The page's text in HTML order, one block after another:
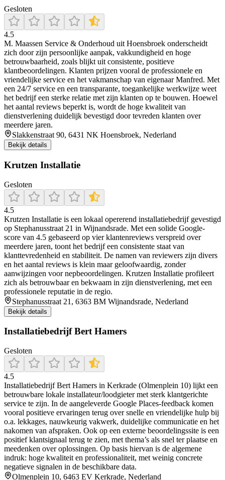
Gesloten
4.5
M. Maassen Service & Onderhoud uit Hoensbroek onderscheidt
zich door zijn persoonlijke aanpak, vakkundigheid en hoge
betrouwbaarheid, zoals blijkt uit consistente, positieve
klantbeoordelingen. Klanten prijzen vooral de professionele en
vriendelijke service en het vakmanschap van eigenaar Manfred. Met
een 24/7 service en een transparante, toegankelijke werkwijze weet
het bedrijf een sterke relatie met zijn klanten op te bouwen. Hoewel
het aantal reviews beperkt is, wordt de hoge kwaliteit van
dienstverlening duidelijk bevestigd door tevreden klanten over
meerdere jaren.
Slakkenstraat 90, 6431 NK Hoensbroek, Nederland
Bekijk details
Krutzen Installatie
Gesloten
4.5
Krutzen Installatie is een lokaal opererend installatiebedrijf gevestigd
op Stephanusstraat 21 in Wijnandsrade. Met een solide Google-
score van 4.5 gebaseerd op vier klantenreviews verspreid over
meerdere jaren, toont het bedrijf een consistente staat van
klanttevredenheid en stabiliteit. De namen van reviewers zijn divers
en het aantal reviews is klein maar geloofwaardig, zonder
aanwijzingen voor nepbeoordelingen. Krutzen Installatie profileert
zich als betrouwbaar en bekwaam in zijn dienstverlening, met een
professionele reputatie in de regio.
Stephanusstraat 21, 6363 BM Wijnandsrade, Nederland
Bekijk details
Installatiebedrijf Bert Hamers
Gesloten
4.5
Installatiebedrijf Bert Hamers in Kerkrade (Olmenplein 10) lijkt een
betrouwbare lokale installateur/loodgieter met sterk klantgerichte
service te zijn. In de aangeleverde Google Places-feedback komen
vooral positieve ervaringen terug over snelle en vriendelijke hulp bij
o.a. lekkages, nauwkeurig vakwerk, duidelijke communicatie en het
nakomen van afspraken. Ook op een externe beoordelingssite is een
positief klantsignaal terug te zien, met thema’s als snel ter plaatse en
meedenken over oplossingen. Op basis hiervan is de algemene
indruk: hoge kwaliteit en professionaliteit, met weinig concrete
negatieve signalen in de beschikbare data.
Olmenplein 10, 6463 EV Kerkrade, Nederland